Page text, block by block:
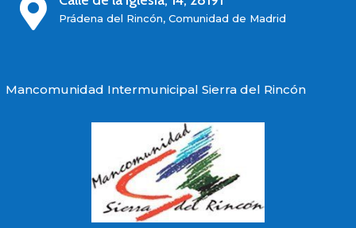
 Prádena del Rincón, Comunidad de Madrid
Mancomunidad Intermunicipal Sierra del Rincón